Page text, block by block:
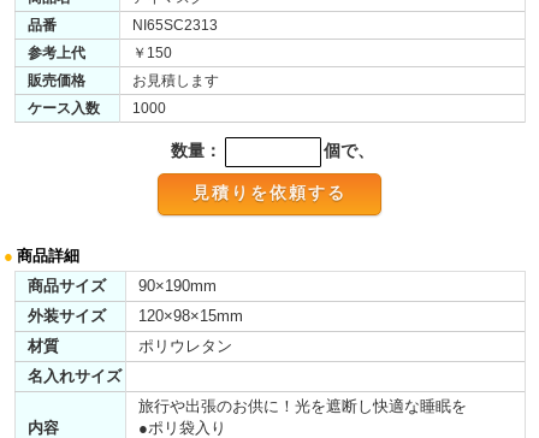
品番
NI65SC2313
参考上代
￥150
販売価格
お見積します
ケース入数
1000
数量： 個で、
● 商品詳細
商品サイズ
90×190mm
外装サイズ
120×98×15mm
材質
ポリウレタン
名入れサイズ
内容
旅行や出張のお供に！光を遮断し快適な睡眠を
●ポリ袋入り